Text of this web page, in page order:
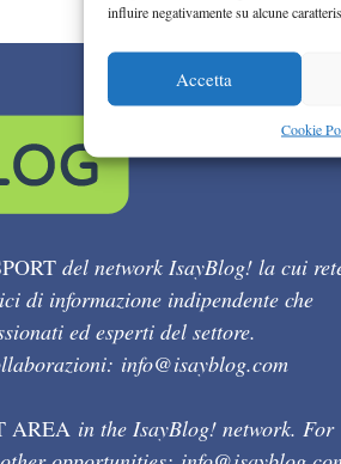
influire negativamente su alcune
Accetta
Cookie
del network IsayBlog! la cui
di informazione indipendente che
ed esperti del settore.
info@isayblog.com
AREA in the IsayBlog! network. For